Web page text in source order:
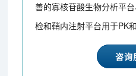
善的寡核苷酸生物分析平
检和鞘内注射平台用于PK
咨询